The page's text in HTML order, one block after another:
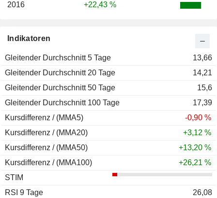
Indikatoren
Gleitender Durchschnitt 5 Tage
13,66
Gleitender Durchschnitt 20 Tage
14,21
Gleitender Durchschnitt 50 Tage
15,6
Gleitender Durchschnitt 100 Tage
17,39
Kursdifferenz / (MMA5)
-0,90 %
Kursdifferenz / (MMA20)
+3,12 %
Kursdifferenz / (MMA50)
+13,20 %
Kursdifferenz / (MMA100)
+26,21 %
STIM
RSI 9 Tage
26,08
2016
+22,43 %